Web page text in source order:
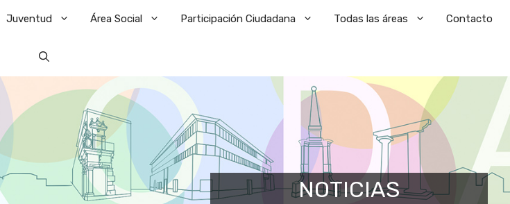
Juventud Área Social Participación Ciudadana Todas las áreas Contacto
NOTICIAS